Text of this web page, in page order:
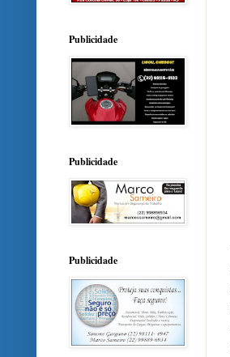
Publicidade
Publicidade
Publicidade